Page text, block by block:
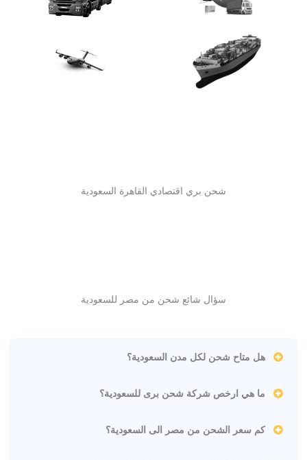
شحن بري اقتصادي القاهرة السعودية
سؤال شائع شحن من مصر للسعودية
هل متاح شحن لكل مدن السعودية؟
ما هي ارخص شركة شحن برى للسعودية؟
كم سعر الشحن من مصر الى السعودية؟